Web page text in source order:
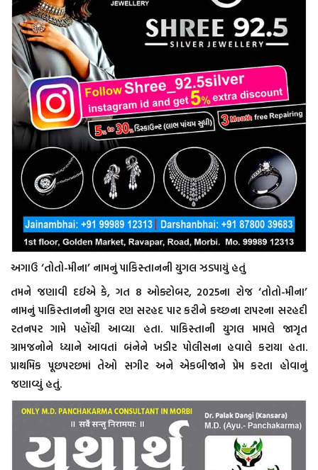
અગાઉ ‘તોતો-મીના’ નામનું પાકિસ્તાનની યુગલ ઝડપાયું હતું
તમને જણાવી દઈએ કે, ગત 8 ઓક્ટોબર, 2025ના રોજ ‘તોતો-મીના’
નામનું પાકિસ્તાનની યુગલ રણ સરહદ પાર કરીને કચ્છના રાપરના સરહદી
રતનપર ગામે પહોંચી આવ્યા હતા. પાકિસ્તાની યુગલ મામલે જાગૃત
ગ્રામજનોને ધ્યાને આવતાં બંનેને ખડીર પોલીસના હવાલે કરાયા હતા.
પ્રાથમિક પૂછપરછમાં તેઓ સગીર અને એકબીજાને પ્રેમ કરતા હોવાનું
જણાવ્યું હતું.